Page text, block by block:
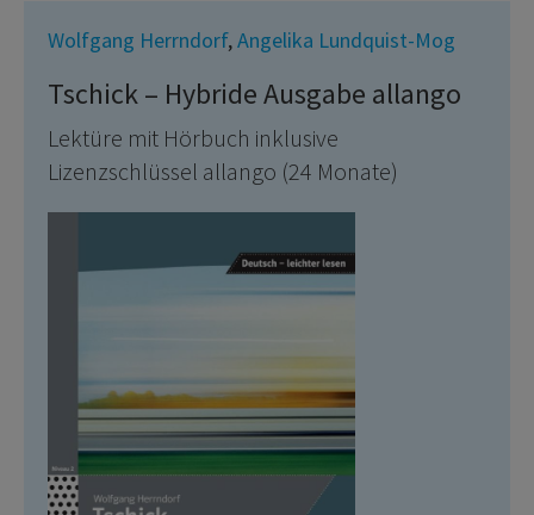
Wolfgang Herrndorf,Angelika Lundquist-Mog
Tschick – Hybride Ausgabe allango
Lektüre mit Hörbuch inklusive
Lizenzschlüssel allango (24 Monate)